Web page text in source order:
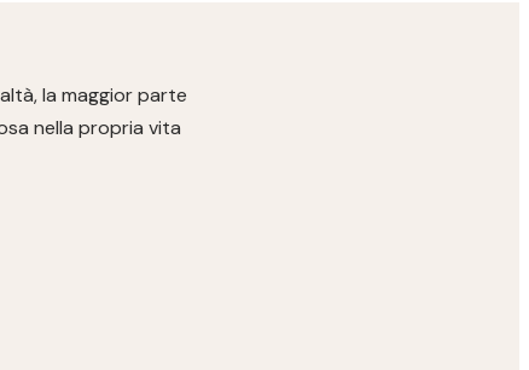
la maggior parte
nella propria vita